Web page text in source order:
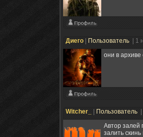
Диего Пользователь
| 1
они в архиве
Witcher_ Пользователь
Автор залей
залить